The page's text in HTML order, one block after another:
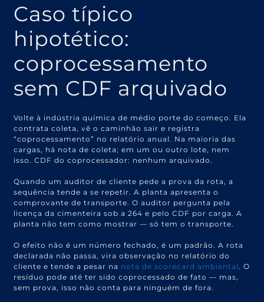
Caso típico
hipotético:
coprocessamento
sem CDF arquivado
Volte à indústria química de médio porte do começo. Ela
contrata coleta, vê o caminhão sair e registra
“coprocessamento” no relatório anual. Na maioria das
cargas, há nota de coleta; em um ou outro lote, nem
isso. CDF do coprocessador: nenhum arquivado.
Quando um auditor de cliente pede a prova da rota, a
sequência tende a se repetir. A planta apresenta o
comprovante de transporte. O auditor pergunta pela
licença da cimenteira sob a 264 e pelo CDF por carga. A
planta não tem como mostrar — só tem o transporte.
O efeito não é um número fechado, é um padrão. A rota
declarada não passa, vira observação no relatório do
cliente e tende a pesar na nota de scorecard ambiental . O
resíduo pode até ter sido coprocessado de fato — mas,
sem prova, isso não conta para ninguém de fora.